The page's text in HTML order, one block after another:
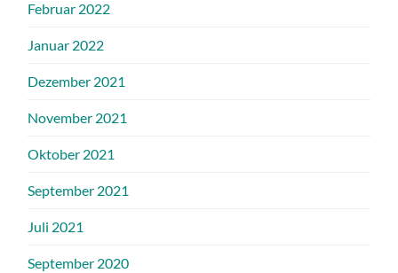
Februar 2022
Januar 2022
Dezember 2021
November 2021
Oktober 2021
September 2021
Juli 2021
September 2020